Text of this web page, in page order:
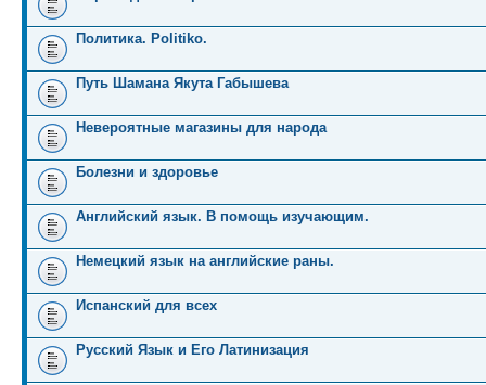
Политика. Politiko.
Путь Шамана Якута Габышева
Невероятные магазины для народа
Болезни и здоровье
Английский язык. В помощь изучающим.
Немецкий язык на английские раны.
Испанский для всех
Русский Язык и Его Латинизация